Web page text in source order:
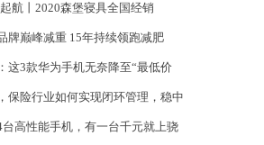
航丨2020森堡寝具全国经销
牌巅峰减重 15年持续领跑减肥
这3款华为手机无奈降至“最低价
保险行业如何实现闭环管理，稳中
台高性能手机，有一台千元就上骁